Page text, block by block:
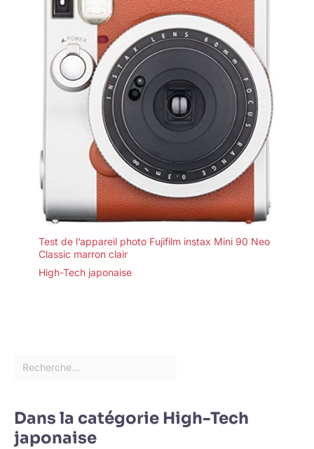
Test de l’appareil photo Fujifilm instax Mini 90 Neo
Classic marron clair
High-Tech japonaise
Dans la catégorie High-Tech
japonaise